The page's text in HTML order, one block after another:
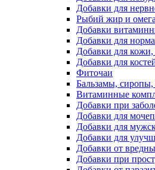
Добавки для
Рыбий жир и
Добавки
Добавки для
Добавки для кожи,
Добавки для
Фиточаи
Бальзамы,
Витаминные
Добавки при
Добавки для
Добавки для
Добавки для
Добавки от
Добавки при